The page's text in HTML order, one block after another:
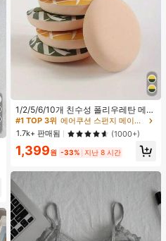
1/2/5/6/10개 친수성 폴리우레탄 메이
크업 스펀지 세트, 부드러운 파우더 퍼
프, 얼굴, 파운데이션 및 컨실러 블렌
딩 도구에 적합, 다기능 건식/습식 사
용, 유니섹스, 메이크업, 저렴한, 방 장
식, 화장대, 여행, 침실, 메이크업 액세
킹 스터퍼, 메이크업, 메이크업 도구,
저렴한 물건, 선물, 여성용 선물, 크리
스마스 선물, 경품, 여행, 저렴한 물건,
여행 필수품
높은 재방문 고객
#1 TOP 3위
에어쿠션 스펀지 메이크업 퍼프 & 스폰지
높은 재방문 고객
#1 TOP 3위
에어쿠션 스펀지 메이크업 퍼프 & 스폰지
높은 재방문 고객
#1 TOP 3위
에어쿠션 스펀지 메이크업 퍼프 & 스폰지
높은 재방문 고객
1.7k+ 판매됨 (1000+)
1,399원 -33% 지난 8 시간